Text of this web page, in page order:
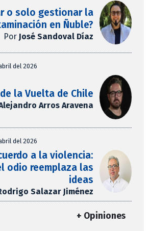
o solo gestionar la
en Ñuble?
Por José Sandoval Díaz
del 2026
la Vuelta de Chile
Arros Aravena
del 2026
a la violencia:
odio reemplaza las
ideas
Salazar Jiménez
+ Opiniones